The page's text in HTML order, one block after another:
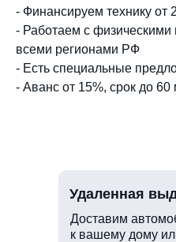
- Финансируем технику от
- Работаем с
всеми регионами РФ
- Есть специальные
- Аванс от 15%, срок до 60
Доставим
к вашему дому
Удаленная